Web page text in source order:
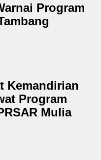
Program
Kemandirian
Program
Mulia